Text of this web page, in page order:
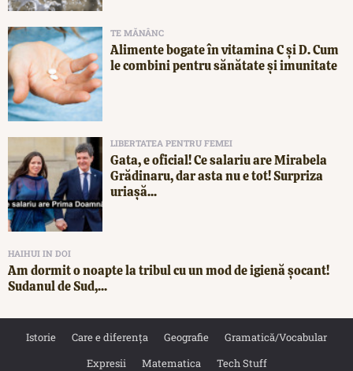
TE MĂNÂNC
Alimente bogate în vitamina C și D. Cum
le combini pentru sănătate și imunitate
LIBERTATEA PENTRU FEMEI
Gata, e oficial! Ce salariu are Mirabela
Grădinaru, dar asta nu e tot! Surpriza
uriașă...
HAIHUI IN DOI
Am dormit o noapte la tribul cu un mod de igienă șocant!
Sudanul de Sud,...
Istorie Care e diferența Geografie
Gramatică/Vocabular
Expresii
Matematica Tech Stuff